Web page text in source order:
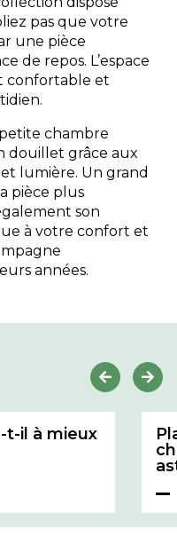
pas que votre
une pièce
de repos. L’espace
confortable et
chambre
douillet grâce aux
lumière. Un grand
pièce plus
son
à votre confort et
années.
t-il à mieux